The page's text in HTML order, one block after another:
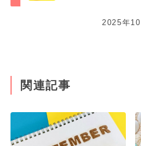
2025年10
関連記事